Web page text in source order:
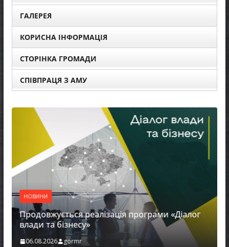
ГАЛЕРЕЯ
КОРИСНА ІНФОРМАЦІЯ
СТОРІНКА ГРОМАДИ
СПІВПРАЦЯ З АМУ
НОВИНИ
Продовжується реалізація програми «Діалог
влади та бізнесу»
06.08.2026 gormr